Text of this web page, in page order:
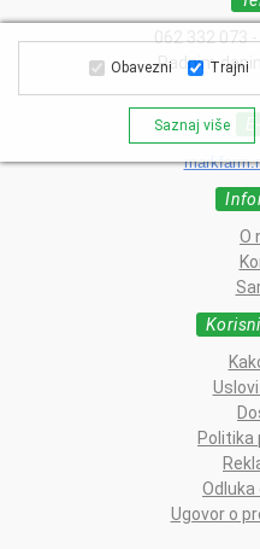
062 332 073
Radnim
O
Odluka
Ugovor o
Obavezni Trajni
Saznaj više